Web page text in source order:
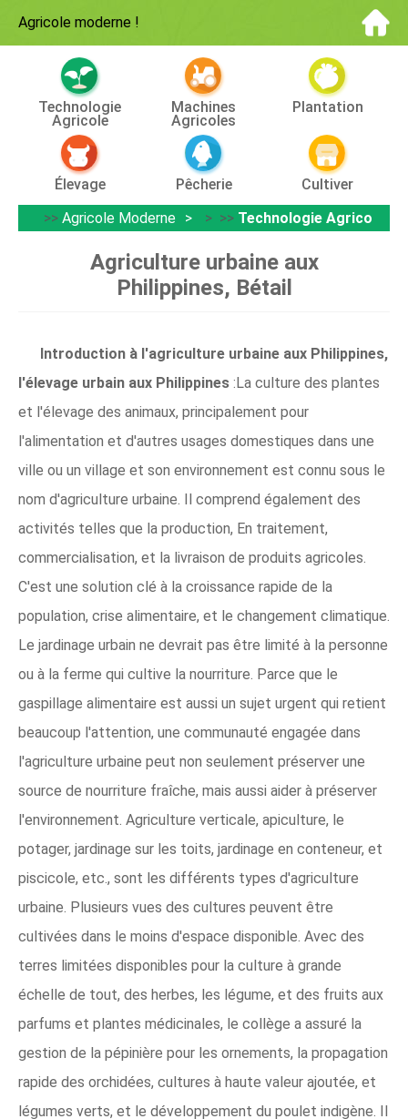
Agricole moderne !
Technologie
Agricole
Machines
Agricoles
Plantation
Élevage Pêcherie
Cultiver
>> Agricole Moderne > >> Technologie Agricole
Agriculture urbaine aux
Philippines, Bétail
Introduction à l'agriculture urbaine aux Philippines,
l'élevage urbain aux Philippines :La culture des plantes
et l'élevage des animaux, principalement pour
l'alimentation et d'autres usages domestiques dans une
ville ou un village et son environnement est connu sous le
nom d'agriculture urbaine. Il comprend également des
activités telles que la production, En traitement,
commercialisation, et la livraison de produits agricoles.
C'est une solution clé à la croissance rapide de la
population, crise alimentaire, et le changement climatique.
Le jardinage urbain ne devrait pas être limité à la personne
ou à la ferme qui cultive la nourriture. Parce que le
gaspillage alimentaire est aussi un sujet urgent qui retient
beaucoup l'attention, une communauté engagée dans
l'agriculture urbaine peut non seulement préserver une
source de nourriture fraîche, mais aussi aider à préserver
l'environnement. Agriculture verticale, apiculture, le
potager, jardinage sur les toits, jardinage en conteneur, et
piscicole, etc., sont les différents types d'agriculture
urbaine. Plusieurs vues des cultures peuvent être
cultivées dans le moins d'espace disponible. Avec des
terres limitées disponibles pour la culture à grande
échelle de tout, des herbes, les légume, et des fruits aux
parfums et plantes médicinales, le collège a assuré la
gestion de la pépinière pour les ornements, la propagation
rapide des orchidées, cultures à haute valeur ajoutée, et
légumes verts, et le développement du poulet indigène. Il